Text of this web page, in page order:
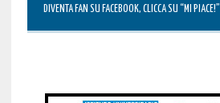
DIVENTA FAN SU FACEBOOK, CLICCA SU “MI PIACE!”